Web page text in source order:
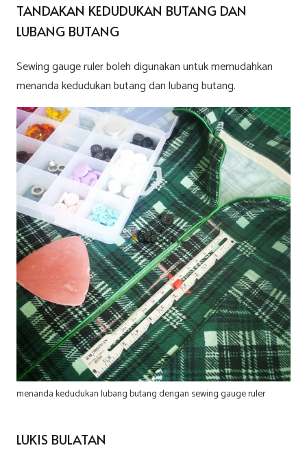
TANDAKAN KEDUDUKAN BUTANG DAN
LUBANG BUTANG
Sewing gauge ruler boleh digunakan untuk memudahkan
menanda kedudukan butang dan lubang butang.
menanda kedudukan lubang butang dengan sewing gauge ruler
LUKIS BULATAN